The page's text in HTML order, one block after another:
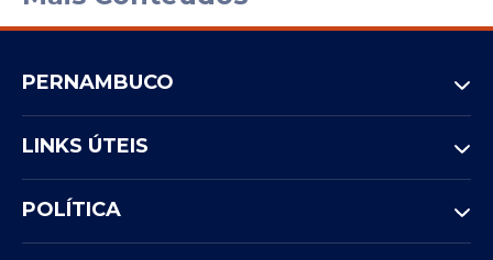
PERNAMBUCO
LINKS ÚTEIS
POLÍTICA